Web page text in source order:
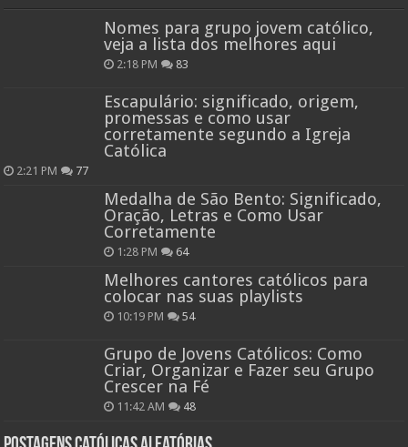
Nomes para grupo jovem católico,
veja a lista dos melhores aqui
2:18 PM 83
Escapulário: significado, origem,
promessas e como usar
corretamente segundo a Igreja
Católica
2:21 PM 77
Medalha de São Bento: Significado,
Oração, Letras e Como Usar
Corretamente
1:28 PM 64
Melhores cantores católicos para
colocar nas suas playlists
10:19 PM 54
Grupo de Jovens Católicos: Como
Criar, Organizar e Fazer seu Grupo
Crescer na Fé
11:42 AM 48